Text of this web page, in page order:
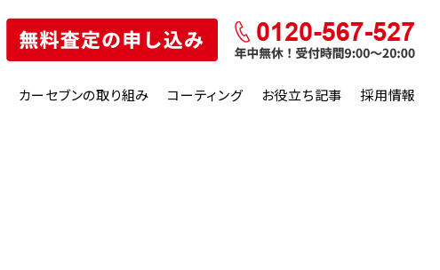
カーセブンの取り組み コーティング お役立ち記事 採用情報